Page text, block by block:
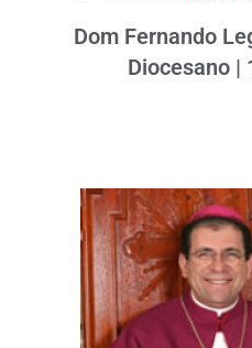
Dom Fernando
Diocesano |